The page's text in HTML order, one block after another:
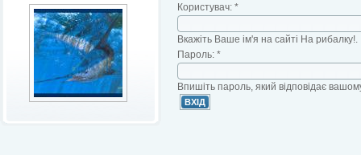
Користувач: *
Вкажіть Ваше ім'я на сайті На рибалку!.
Пароль: *
Впишіть пароль, який відповідає